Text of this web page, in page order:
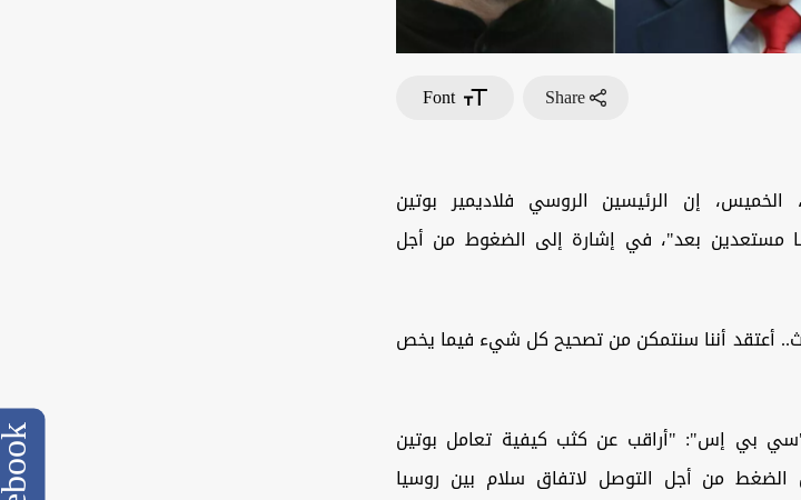
Share
Font
الخميس، إن الرئيسين الروسي فلاديمير بوتين
مستعدين بعد"، في إشارة إلى الضغوط من أجل
أعتقد أننا سنتمكن من تصحيح كل شيء فيما يخص
بي إس": "أراقب عن كثب كيفية تعامل بوتين
الضغط من أجل التوصل لاتفاق سلام بين روسيا